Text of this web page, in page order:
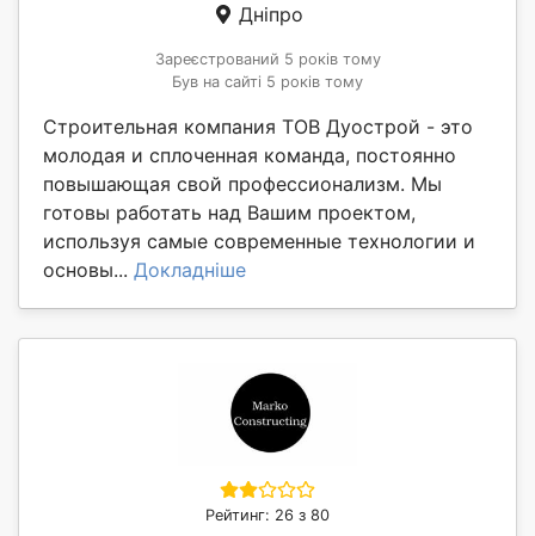
Дніпро
Зареєстрований 5 років тому
Був на сайті 5 років тому
Строительная компания ТОВ Дуострой - это
молодая и сплоченная команда, постоянно
повышающая свой профессионализм. Мы
готовы работать над Вашим проектом,
используя самые современные технологии и
основы... Докладніше
Рейтинг: 26 з 80